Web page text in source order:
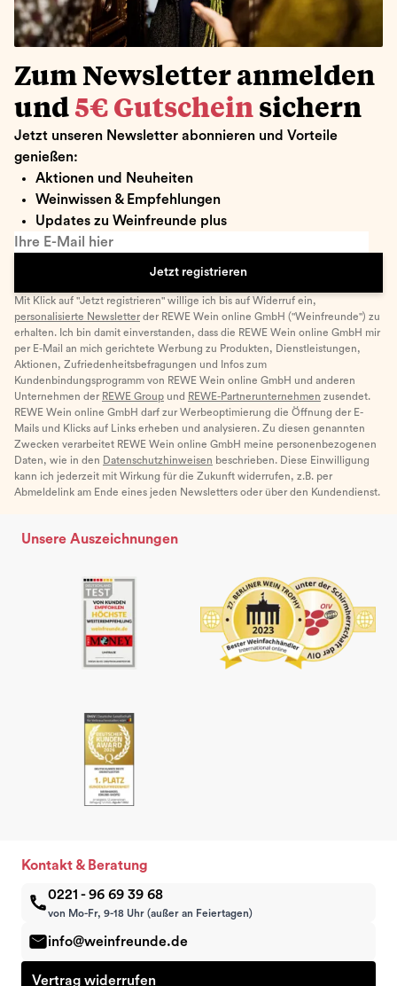
Zum Newsletter anmelden
und 5€ Gutschein sichern
Jetzt unseren Newsletter abonnieren und Vorteile
genießen:
Aktionen und Neuheiten
Weinwissen & Empfehlungen
Updates zu Weinfreunde plus
Ihre E-Mail hier
Jetzt registrieren
Mit Klick auf "Jetzt registrieren" willige ich bis auf Widerruf ein,
personalisierte Newsletter der REWE Wein online GmbH ("Weinfreunde") zu
erhalten. Ich bin damit einverstanden, dass die REWE Wein online GmbH mir
per E-Mail an mich gerichtete Werbung zu Produkten, Dienstleistungen,
Aktionen, Zufriedenheitsbefragungen und Infos zum
Kundenbindungsprogramm von REWE Wein online GmbH und anderen
Unternehmen der REWE Group und REWE-Partnerunternehmen zusendet.
REWE Wein online GmbH darf zur Werbeoptimierung die Öffnung der E-
Mails und Klicks auf Links erheben und analysieren. Zu diesen genannten
Zwecken verarbeitet REWE Wein online GmbH meine personenbezogenen
Daten, wie in den Datenschutzhinweisen beschrieben. Diese Einwilligung
kann ich jederzeit mit Wirkung für die Zukunft widerrufen, z.B. per
Abmeldelink am Ende eines jeden Newsletters oder über den Kundendienst.
Unsere Auszeichnungen
Kontakt & Beratung
0221 - 96 69 39 68
von Mo-Fr, 9-18 Uhr (außer an Feiertagen)
info@weinfreunde.de
Vertrag widerrufen